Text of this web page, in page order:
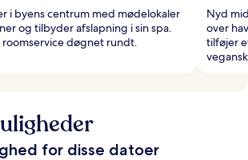
i byens centrum med mødelokaler
og tilbyder afslapning i sin spa.
døgnet rundt.
Nyd
over
tilføjer
for disse datoer